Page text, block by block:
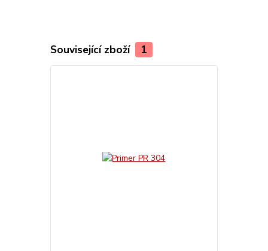
Související zboží 1